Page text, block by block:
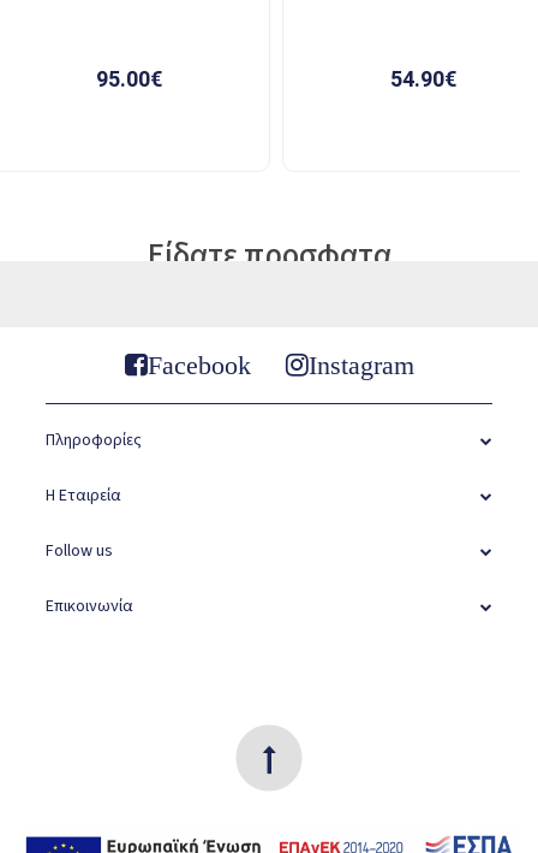
Είδατε προσφατα
Facebook Instagram
Πληροφορίες
Η Εταιρεία
Follow us
Επικοινωνία